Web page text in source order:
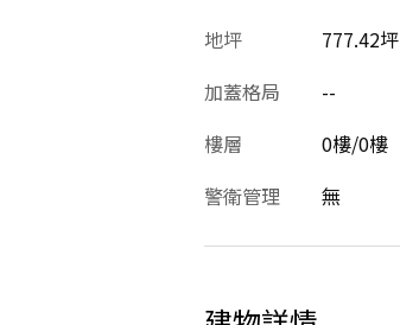
地坪 777.42坪
加蓋格局
--
樓層
0樓/0樓
警衛管理
無